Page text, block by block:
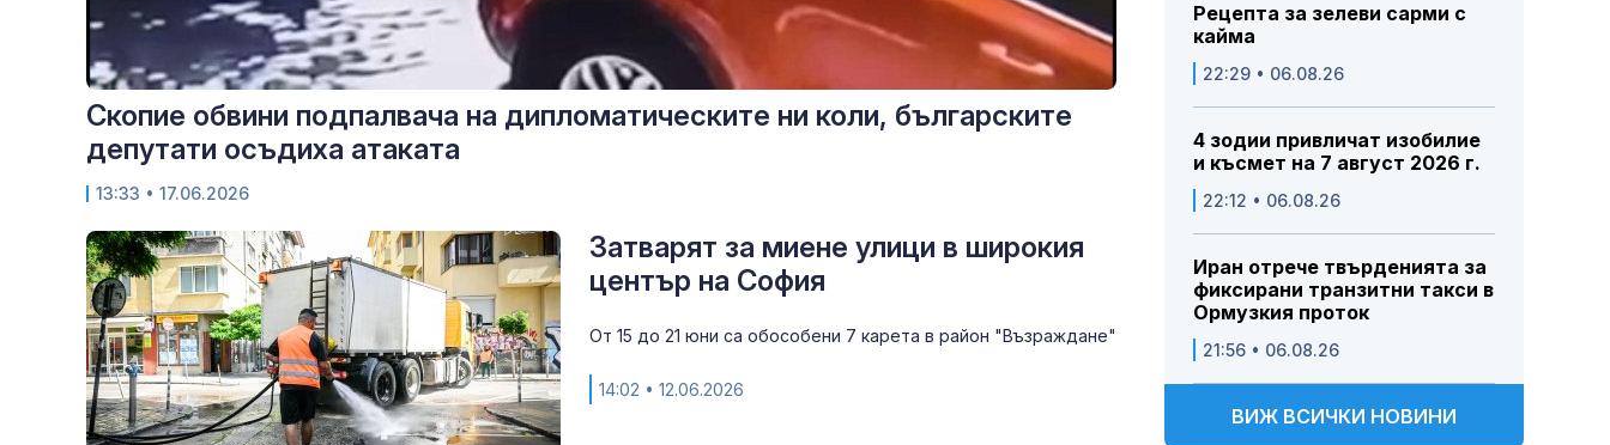
Скопие обвини подпалвача на дипломатическите ни коли, българските
депутати осъдиха атаката
13:33 • 17.06.2026
Затварят за миене улици в широкия
център на София
От 15 до 21 юни са обособени 7 карета в район "Възраждане"
14:02 • 12.06.2026
Рецепта за зелеви сарми с
кайма
22:29 • 06.08.26
4 зодии привличат изобилие
и късмет на 7 август 2026 г.
22:12 • 06.08.26
Иран отрече твърденията за
фиксирани транзитни такси в
Ормузкия проток
21:56 • 06.08.26
ВИЖ ВСИЧКИ НОВИНИ